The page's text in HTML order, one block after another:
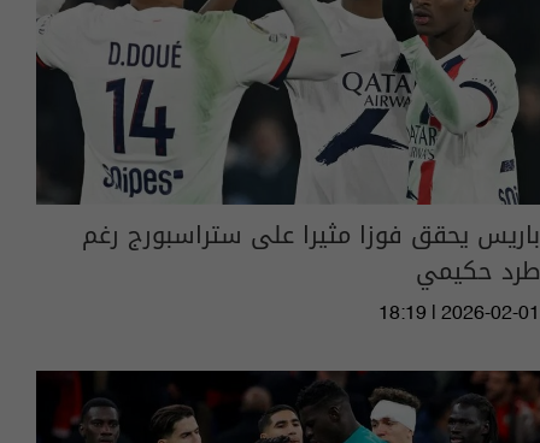
باريس يحقق فوزا مثيرا على ستراسبورج رغم
طرد حكيمي
18:19 | 2026-02-01